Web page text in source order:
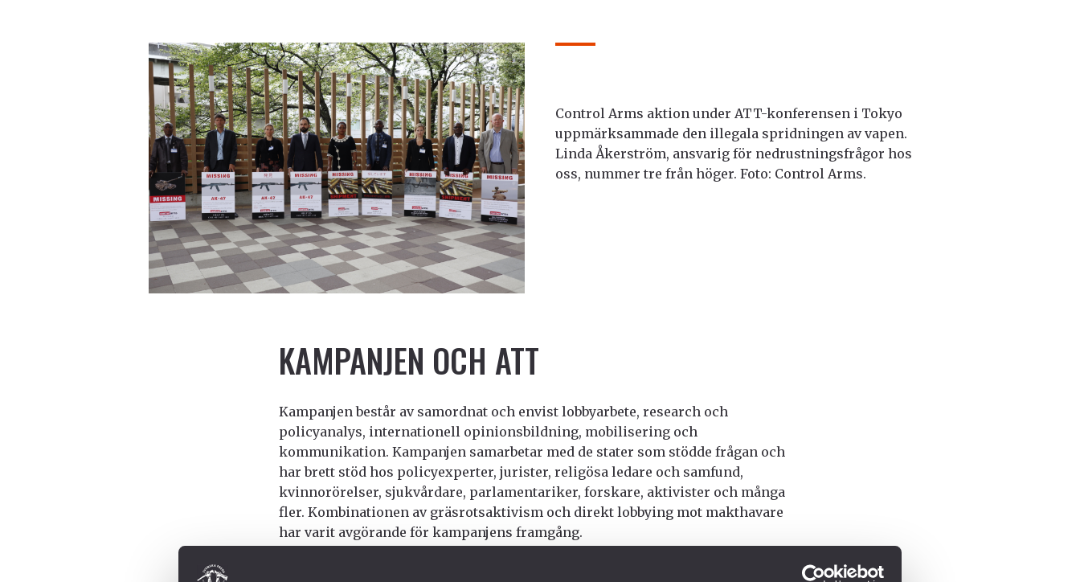
Control Arms aktion under ATT-konferensen i Tokyo
uppmärksammade den illegala spridningen av vapen.
Linda Åkerström, ansvarig för nedrustningsfrågor hos
oss, nummer tre från höger. Foto: Control Arms.
KAMPANJEN OCH ATT
Kampanjen består av samordnat och envist lobbyarbete, research och
policyanalys, internationell opinionsbildning, mobilisering och
kommunikation. Kampanjen samarbetar med de stater som stödde frågan och
har brett stöd hos policyexperter, jurister, religösa ledare och samfund,
kvinnorörelser, sjukvårdare, parlamentariker, forskare, aktivister och många
fler. Kombinationen av gräsrotsaktivism och direkt lobbying mot makthavare
har varit avgörande för kampanjens framgång.